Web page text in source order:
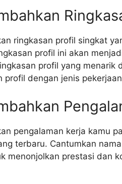
ringkasan profil singkat
profil ini akan
profil yang menarik
profil dengan jenis
pengalaman kerja kamu
terbaru. Cantumkan
menonjolkan prestasi dan